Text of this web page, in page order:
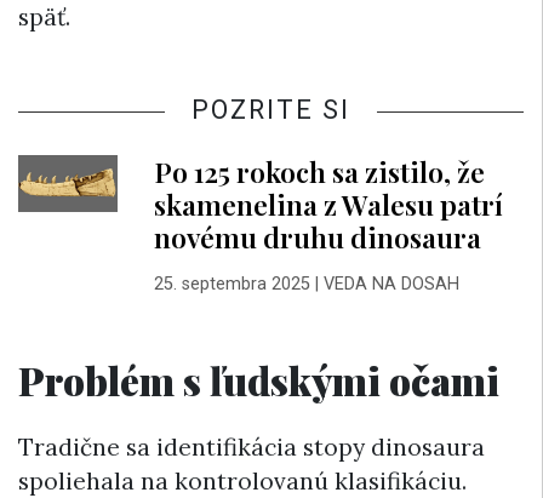
späť.
POZRITE SI
Po 125 rokoch sa zistilo, že
skamenelina z Walesu patrí
novému druhu dinosaura
25. septembra 2025| VEDA NA DOSAH
Problém s ľudskými očami
Tradične sa identifikácia stopy dinosaura
spoliehala na kontrolovanú klasifikáciu.